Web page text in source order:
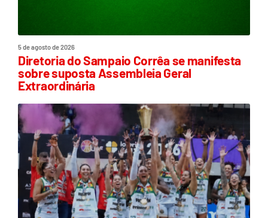
5 de agosto de 2026
Diretoria do Sampaio Corrêa se manifesta
sobre suposta Assembleia Geral
Extraordinária